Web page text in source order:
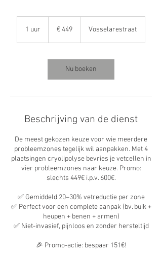
1 uur € 449 Vosselarestraat
Nu boeken
Beschrijving van de dienst
De meest gekozen keuze voor wie meerdere
probleemzones tegelijk wil aanpakken. Met 4
plaatsingen cryolipolyse bevries je vetcellen in
vier probleemzones naar keuze. Promo:
slechts 449€ i.p.v. 600€.
✅ Gemiddeld 20–30% vetreductie per zone
✅ Perfect voor een complete aanpak (bv. buik +
heupen + benen + armen)
✅ Niet-invasief, pijnloos en zonder hersteltijd
🎉 Promo-actie: bespaar 151€!